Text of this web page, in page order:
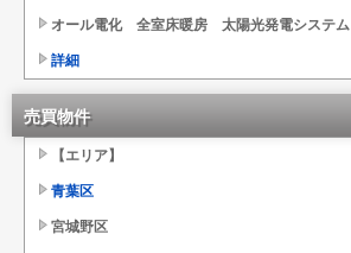
オール電化 全室床暖房 太陽光発電システム
詳細
売買物件
【エリア】
青葉区
宮城野区